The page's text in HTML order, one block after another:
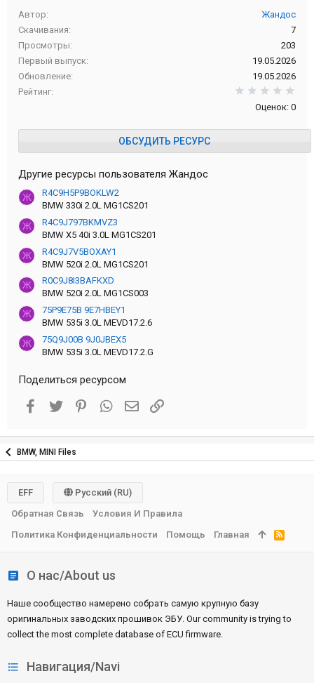
Автор
Жандос
Скачивания
7
Просмотры
203
Первый выпуск
19.05.2026
Обновление
19.05.2026
Рейтинг
Оценок: 0
ОБСУДИТЬ РЕСУРС
Другие ресурсы пользователя Жандос
Ж
R4C9H5P9BOKLW2
BMW 330i 2.0L MG1CS201
Ж
R4C9J797BKMVZ3
BMW X5 40i 3.0L MG1CS201
Ж
R4C9J7V5BOXAY1
BMW 520i 2.0L MG1CS201
Ж
R0C9J8I3BAFKXD
BMW 520i 2.0L MG1CS003
Ж
75P9E75B 9E7HBEY1
BMW 535i 3.0L MEVD17.2.6
Ж
75Q9J00B 9J0JBEX5
BMW 535i 3.0L MEVD17.2.G
Поделиться ресурсом
Facebook
Twitter PinterestWhatsAppЭлектронная почта
Ссылка
BMW, MINI Files
О нас/About us
Наше сообщество намерено собрать самую крупную базу
оригинальных заводских прошивок ЭБУ. Our community is trying to
collect the most complete database of ECU firmware.
Навигация/Navi
EFF
Русский (RU)
Обратная Связь
Условия И Правила
Политика Конфиденциальности
Помощь Главная
R